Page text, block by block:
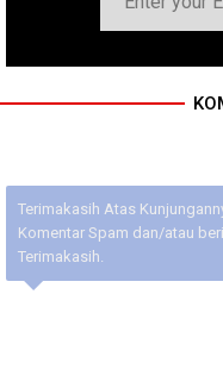
Terimakasih Atas
Komentar Spam dan/atau
Terimakasih.